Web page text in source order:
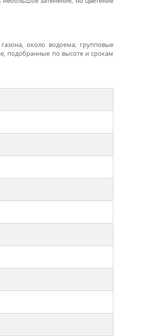
около водоема; групповые
подобранные по высоте и срокам